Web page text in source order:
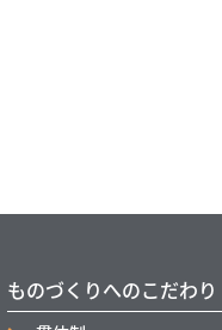
ものづくりへのこだわり